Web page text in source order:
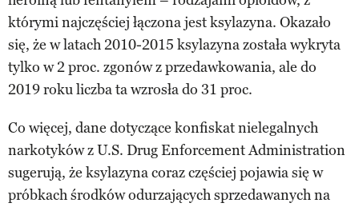
którymi najczęściej łączona jest ksylazyna. Okazało
się, że w latach 2010-2015 ksylazyna została wykryta
tylko w 2 proc. zgonów z przedawkowania, ale do
2019 roku liczba ta wzrosła do 31 proc.
Co więcej, dane dotyczące konfiskat nielegalnych
narkotyków z U.S. Drug Enforcement Administration
sugerują, że ksylazyna coraz częściej pojawia się w
próbkach środków odurzających sprzedawanych na